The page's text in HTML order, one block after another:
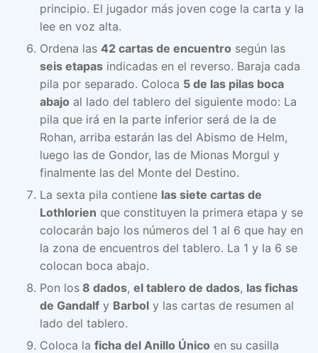
principio. El jugador más joven coge la carta y la
lee en voz alta.
Ordena las 42 cartas de encuentro según las
seis etapas indicadas en el reverso. Baraja cada
pila por separado. Coloca 5 de las pilas boca
abajo al lado del tablero del siguiente modo: La
pila que irá en la parte inferior será de la de
Rohan, arriba estarán las del Abismo de Helm,
luego las de Gondor, las de Mionas Morgul y
finalmente las del Monte del Destino.
La sexta pila contiene las siete cartas de
Lothlorien que constituyen la primera etapa y se
colocarán bajo los números del 1 al 6 que hay en
la zona de encuentros del tablero. La 1 y la 6 se
colocan boca abajo.
Pon los 8 dados, el tablero de dados, las fichas
de Gandalf y Barbol y las cartas de resumen al
lado del tablero.
Coloca la ficha del Anillo Único en su casilla